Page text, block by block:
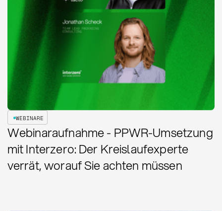
WEBINARE
Webinaraufnahme - PPWR-Umsetzung
mit Interzero: Der Kreislaufexperte
verrät, worauf Sie achten müssen